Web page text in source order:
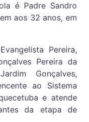
é Padre Sandro
aos 32 anos, em
Pereira,
Pereira da
Gonçalves,
ao Sistema
e atende
da etapa de